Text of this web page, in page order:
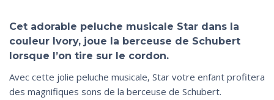
Cet adorable peluche musicale Star dans la
couleur Ivory, joue la berceuse de Schubert
lorsque l’on tire sur le cordon.
Avec cette jolie peluche musicale, Star votre enfant profitera
des magnifiques sons de la berceuse de Schubert.